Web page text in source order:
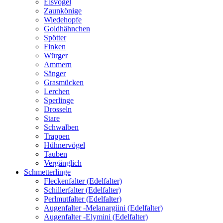
Eisvögel
Zaunkönige
Wiedehopfe
Goldhähnchen
Spötter
Finken
Würger
Ammern
Sänger
Grasmücken
Lerchen
Sperlinge
Drosseln
Stare
Schwalben
Trappen
Hühnervögel
Tauben
Vergänglich
Schmetterlinge
Fleckenfalter (Edelfalter)
Schillerfalter (Edelfalter)
Perlmutfalter (Edelfalter)
Augenfalter -Melanargiini (Edelfalter)
Augenfalter -Elymini (Edelfalter)